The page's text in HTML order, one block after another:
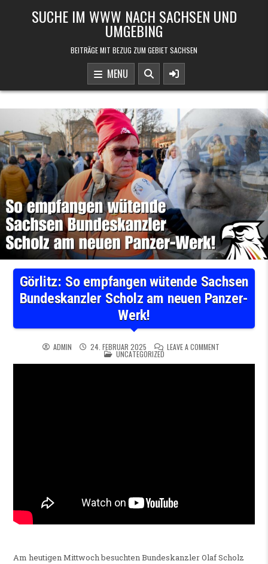
SUCHE IM WWW NACH SACHSEN UND
UMGEBING
BEITRÄGE MIT BEZUG ZUM GEBIET SACHSEN
MENU
Görlitz: So empfangen wütende Sachsen
Bundeskanzler Scholz am neuen Panzer-
Werk!
ADMIN 24. FEBRUAR 2025 LEAVE A COMMENT
POSTED IN
UNCATEGORIZED
Am heutigen Mittwoch besuchten Bundeskanzler Olaf Scholz